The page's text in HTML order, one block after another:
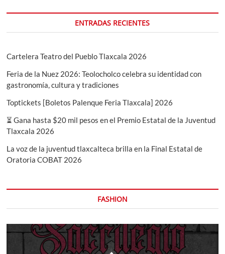
ENTRADAS RECIENTES
Cartelera Teatro del Pueblo Tlaxcala 2026
Feria de la Nuez 2026: Teolocholco celebra su identidad con
gastronomía, cultura y tradiciones
Toptickets [Boletos Palenque Feria Tlaxcala] 2026
⏳ Gana hasta $20 mil pesos en el Premio Estatal de la Juventud
Tlaxcala 2026
La voz de la juventud tlaxcalteca brilla en la Final Estatal de
Oratoria COBAT 2026
FASHION